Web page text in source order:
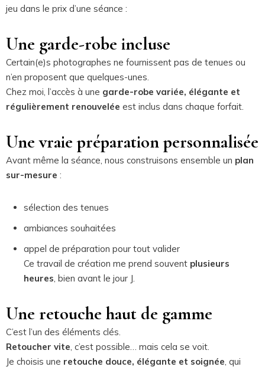
jeu dans le prix d’une séance :
Une garde-robe incluse
Certain(e)s photographes ne fournissent pas de tenues ou
n’en proposent que quelques-unes.
Chez moi, l’accès à une garde-robe variée, élégante et
régulièrement renouvelée est inclus dans chaque forfait.
Une vraie préparation personnalisée
Avant même la séance, nous construisons ensemble un plan
sur-mesure :
sélection des tenues
ambiances souhaitées
appel de préparation pour tout valider
Ce travail de création me prend souvent plusieurs
heures, bien avant le jour J.
Une retouche haut de gamme
C’est l’un des éléments clés.
Retoucher vite, c’est possible… mais cela se voit.
Je choisis une retouche douce, élégante et soignée, qui